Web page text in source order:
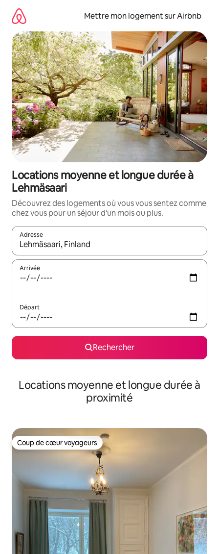
directement
contenu
Mettre mon logement sur Airbnb
Locations moyenne et longue durée à
Lehmäsaari
Découvrez des logements où vous vous sentez comme
chez vous pour un séjour d'un mois ou plus.
Adresse
Lorsque les résultats s'affichent, utilisez les flèches vers le
Arrivée
Départ
Rechercher
Locations moyenne et longue durée à
proximité
Coup de cœur voyageurs
Coup de cœur voyageurs